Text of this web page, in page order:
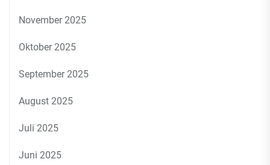
November 2025
Oktober 2025
September 2025
August 2025
Juli 2025
Juni 2025